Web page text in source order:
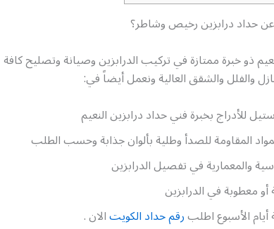
حداد درابزين رخيص وشاطر؟
ذو خبرة ممتازة في تركيب الدرابزين وصيانة وتصليح كافة
والفلل والشقق العالية ونعمل أيضاً في:
للأدراج بخبرة فني حداد درابزين النعيم
المقاومة للصدأ وطلية بألوان جذابة وحسب الطلب
والمعمارية في تفصيل الدرابزين
معطوبة في الدرابزين
رقم حداد الكويتالان .